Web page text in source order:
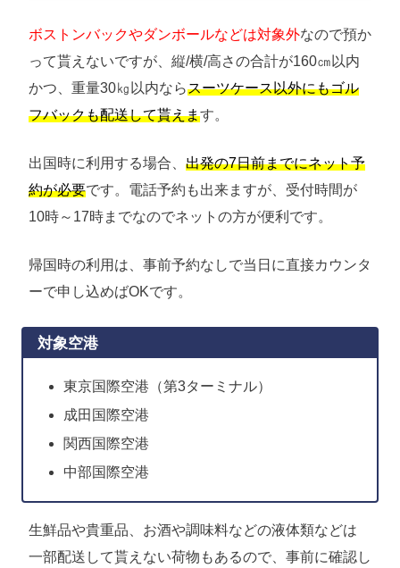
ボストンバックやダンボールなどは対象外なので預か
って貰えないですが、縦/横/高さの合計が160㎝以内
かつ、重量30㎏以内ならスーツケース以外にもゴル
フバックも配送して貰えます。
出国時に利用する場合、 出発の7日前までにネット予
約が必要です。電話予約も出来ますが、受付時間が
10時～17時までなのでネットの方が便利です。
帰国時の利用は、事前予約なしで当日に直接カウンタ
ーで申し込めばOKです。
対象空港
東京国際空港（第3ターミナル）
成田国際空港
関西国際空港
中部国際空港
生鮮品や貴重品、お酒や調味料などの液体類などは
一部配送して貰えない荷物もあるので、事前に確認し